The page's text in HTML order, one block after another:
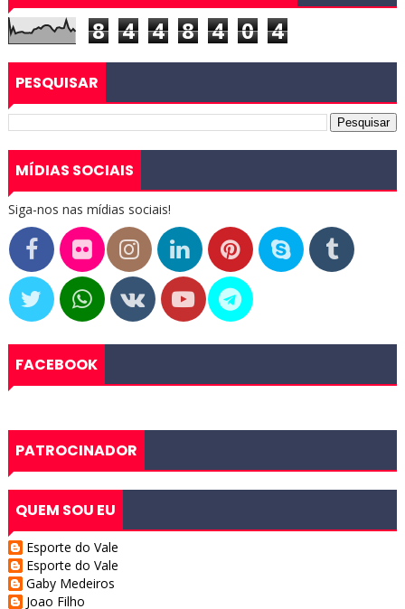
8 4 4 8 4 0 4
PESQUISAR
MÍDIAS SOCIAIS
Siga-nos nas mídias sociais!
FACEBOOK
PATROCINADOR
QUEM SOU EU
Esporte do Vale
Esporte do Vale
Gaby Medeiros
Joao Filho